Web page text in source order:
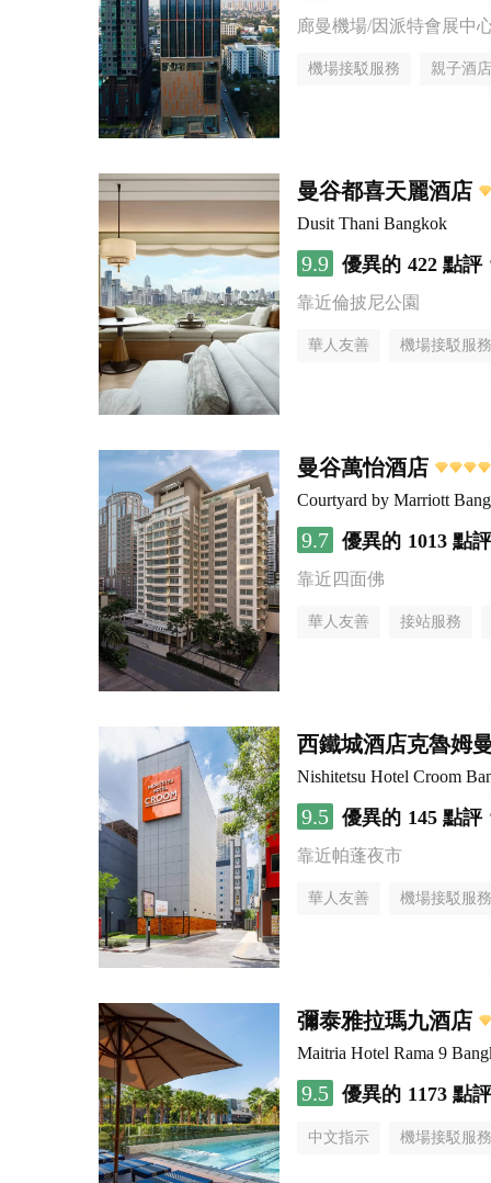
廊曼機場/因派特會展中
機場接駁服務 親子酒店
曼谷都喜天麗酒店
Dusit Thani Bangkok
9.9 優異的 422 點評
靠近倫披尼公園
華人友善 機場接駁服務
曼谷萬怡酒店
Courtyard by Marriott
9.7 優異的 1013 點評
靠近四面佛
華人友善 接站服務
西鐵城酒店克魯姆
Nishitetsu Hotel Croom
9.5 優異的 145 點評
靠近帕蓬夜市
華人友善 機場接駁服務
彌泰雅拉瑪九酒店
Maitria Hotel Rama 9
9.5 優異的 1173 點評
中文指示 機場接駁服務